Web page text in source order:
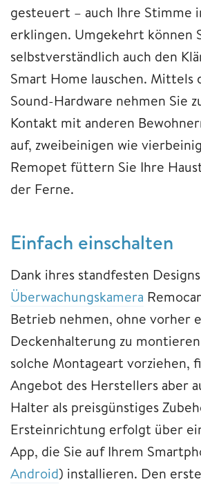
gesteuert – auch Ihre Stimme
erklingen. Umgekehrt können
selbstverständlich auch den
Smart Home lauschen.
Sound-Hardware nehmen Sie
Kontakt mit anderen
auf, zweibeinigen wie
Remopet füttern Sie Ihre
der Ferne.
Einfach einschalten
Dank ihres standfesten
Überwachungskamera
Betrieb nehmen, ohne vorher
Deckenhalterung zu
solche Montageart vorziehen,
Angebot des Herstellers aber
Halter als preisgünstiges
Ersteinrichtung erfolgt über
App, die Sie auf Ihrem
Android) installieren. Den